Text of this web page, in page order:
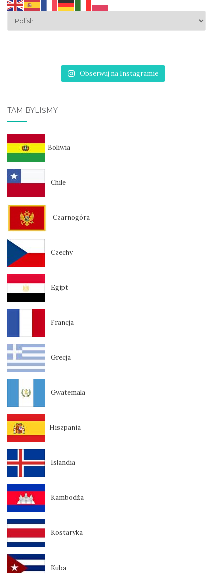
Obserwuj na Instagramie
TAM BYLIŚMY
Boliwia
Chile
Czarnogóra
Czechy
Egipt
Francja
Grecja
Gwatemala
Hiszpania
Islandia
Kambodża
Kostaryka
Kuba